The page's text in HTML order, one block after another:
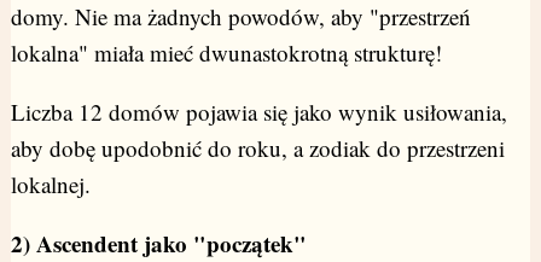
domy. Nie ma żadnych powodów, aby "przestrzeń
lokalna" miała mieć dwunastokrotną strukturę!
Liczba 12 domów pojawia się jako wynik usiłowania,
aby dobę upodobnić do roku, a zodiak do przestrzeni
lokalnej.
2) Ascendent jako "początek"